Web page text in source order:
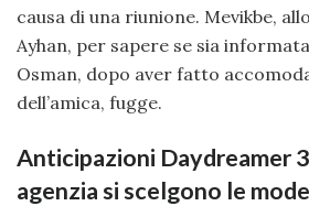
causa di una riunione. Mevikbe,
Ayhan, per sapere se sia
Osman, dopo aver fatto
dell’amica, fugge.
Anticipazioni Daydreamer
agenzia si scelgono le